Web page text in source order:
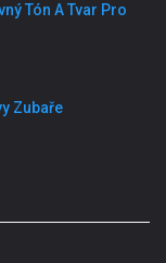
Tón A Tvar Pro
Zubaře